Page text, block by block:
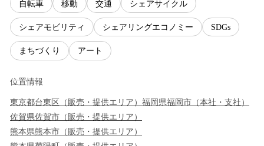
自転車 移動 交通 シェアサイクル
シェアモビリティ シェアリングエコノミー SDGs
まちづくり アート
位置情報
東京都台東区 （ 販売・提供エリア ） 福岡県福岡市 （本社・支社 ）
佐賀県佐賀市 （ 販売・提供エリア ）
熊本県熊本市 （ 販売・提供エリア ）